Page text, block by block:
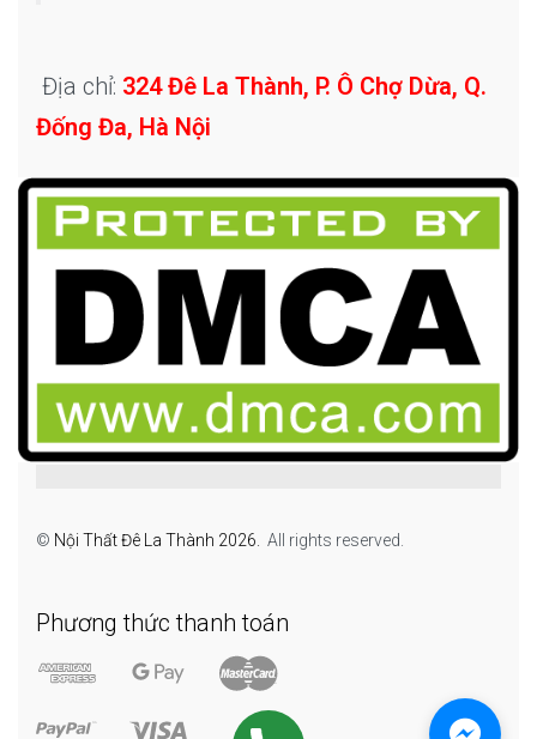
Địa chỉ: 324 Đê La Thành, P. Ô Chợ Dừa, Q.
Đống Đa, Hà Nội
© Nội Thất Đê La Thành 2026. All rights reserved.
Phương thức thanh toán